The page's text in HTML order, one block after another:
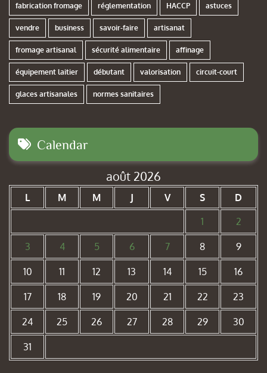
fabrication fromage réglementation HACCP astuces
vendre business savoir-faire artisanat
fromage artisanal sécurité alimentaire affinage
équipement laitier débutant valorisation circuit-court
glaces artisanales normes sanitaires
Calendar
août 2026
L M M J V S
D
1
2
3 4 5 6 7 8 9
10 11 12 13 14 15 16
17 18 19 20 21 22 23
24 25 26 27 28 29 30
31